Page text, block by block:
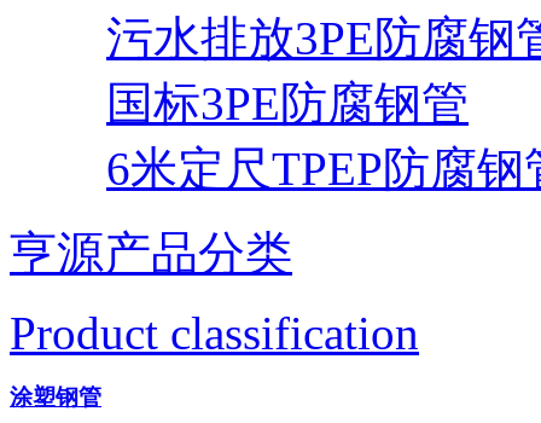
污水排放3PE防腐钢
国标3PE防腐钢管
6米定尺TPEP防腐钢
亨源产品分类
Product classification
涂塑钢管